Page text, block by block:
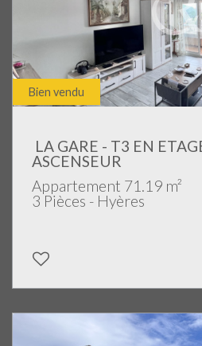
Bien vendu
LA GARE - T3 EN
ASCENSEUR
Appartement 71.19 m²
3 Pièces - Hyères